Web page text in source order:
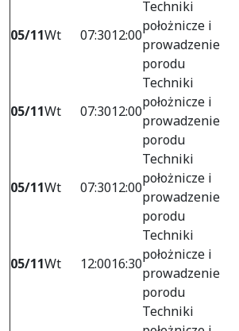
05/11Wt 07:3012:00
Techniki
położnicze i
prowadzenie
porodu
05/11Wt 07:3012:00
Techniki
położnicze i
prowadzenie
porodu
05/11Wt 07:3012:00
Techniki
położnicze i
prowadzenie
porodu
05/11Wt 12:0016:30
Techniki
położnicze i
prowadzenie
porodu
Techniki